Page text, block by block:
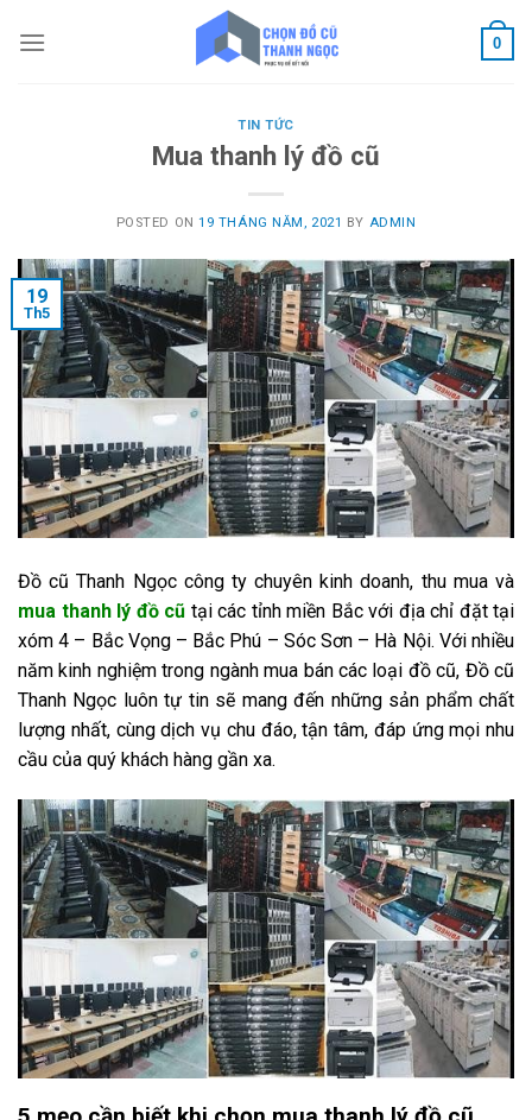
0
TIN TỨC
Mua thanh lý đồ cũ
POSTED ON19 THÁNG NĂM, 2021 BY ADMIN
19
Th5
Đồ cũ Thanh Ngọc công ty chuyên kinh doanh, thu mua và
mua thanh lý đồ cũ tại các tỉnh miền Bắc với địa chỉ đặt tại
xóm 4 – Bắc Vọng – Bắc Phú – Sóc Sơn – Hà Nội. Với nhiều
năm kinh nghiệm trong ngành mua bán các loại đồ cũ, Đồ cũ
Thanh Ngọc luôn tự tin sẽ mang đến những sản phẩm chất
lượng nhất, cùng dịch vụ chu đáo, tận tâm, đáp ứng mọi nhu
cầu của quý khách hàng gần xa.